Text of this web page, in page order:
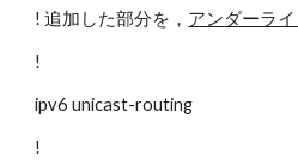
! 追加した部分を， アンダーラ
!
ipv6 unicast-routing
!